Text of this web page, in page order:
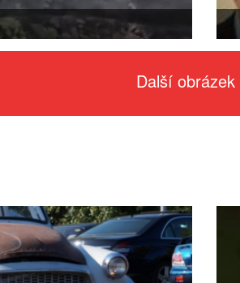
Další obrázek